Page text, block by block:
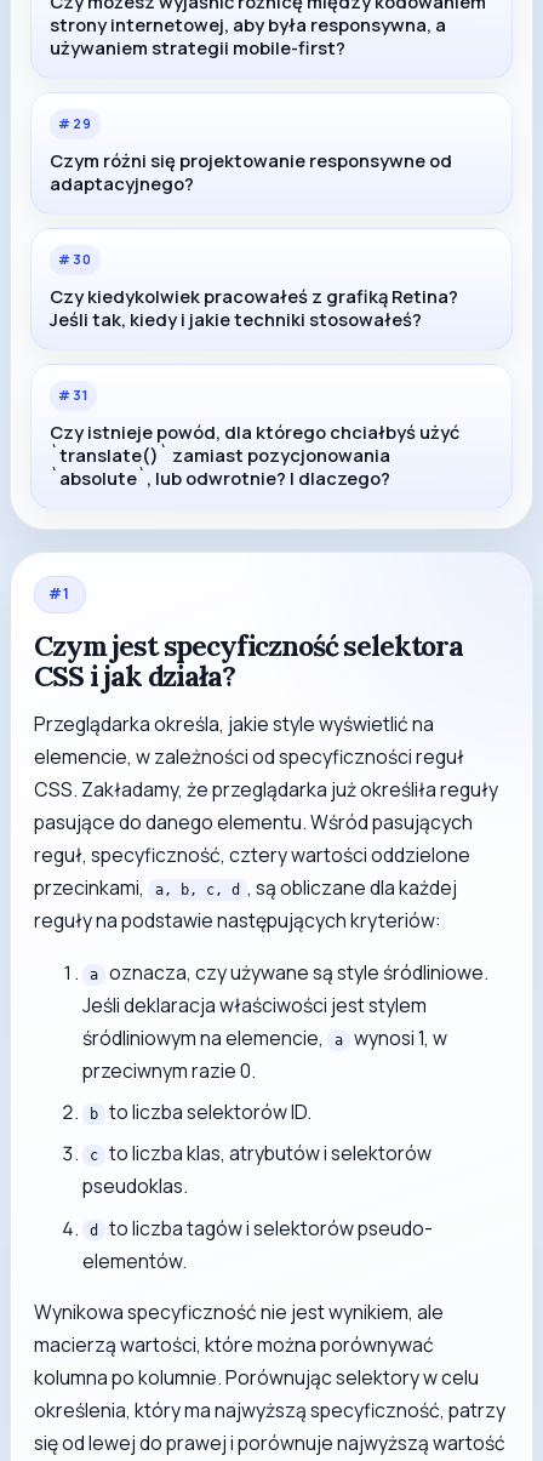
strony internetowej, aby była responsywna, a
używaniem strategii mobile-first?
# 29
Czym różni się projektowanie responsywne od
adaptacyjnego?
# 30
Czy kiedykolwiek pracowałeś z grafiką Retina?
Jeśli tak, kiedy i jakie techniki stosowałeś?
# 31
Czy istnieje powód, dla którego chciałbyś użyć
`translate()` zamiast pozycjonowania
`absolute`, lub odwrotnie? I dlaczego?
#1
Czym jest specyficzność selektora
CSS i jak działa?
Przeglądarka określa, jakie style wyświetlić na
elemencie, w zależności od specyficzności reguł
CSS. Zakładamy, że przeglądarka już określiła reguły
pasujące do danego elementu. Wśród pasujących
reguł, specyficzność, cztery wartości oddzielone
przecinkami,
a, b, c, d , są obliczane dla każdej
reguły na podstawie następujących kryteriów:
a
oznacza, czy używane są style śródliniowe.
Jeśli deklaracja właściwości jest stylem
śródliniowym na elemencie,
a
wynosi 1, w
przeciwnym razie 0.
b to liczba selektorów ID.
c
to liczba klas, atrybutów i selektorów
pseudoklas.
d
to liczba tagów i selektorów pseudo-
elementów.
Wynikowa specyficzność nie jest wynikiem, ale
macierzą wartości, które można porównywać
kolumna po kolumnie. Porównując selektory w celu
określenia, który ma najwyższą specyficzność, patrzy
się od lewej do prawej i porównuje najwyższą wartość